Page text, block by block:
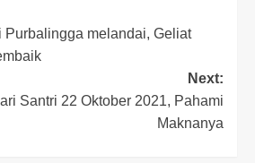
Purbalingga melandai, Geliat
Next:
Santri 22 Oktober 2021, Pahami
Maknanya